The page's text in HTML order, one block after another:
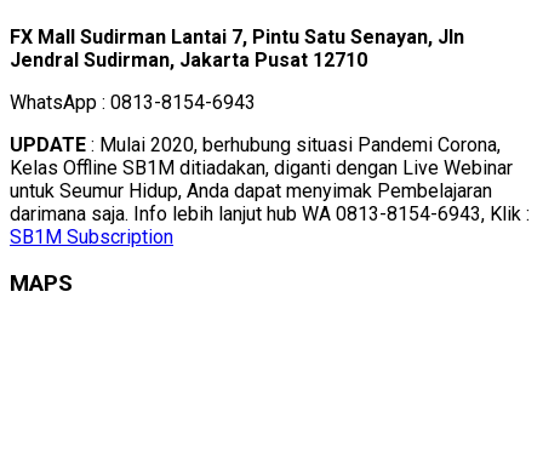
FX Mall Sudirman Lantai 7, Pintu Satu Senayan, Jln
Jendral Sudirman, Jakarta Pusat 12710
WhatsApp : 0813-8154-6943
UPDATE : Mulai 2020, berhubung situasi Pandemi Corona,
Kelas Offline SB1M ditiadakan, diganti dengan Live Webinar
untuk Seumur Hidup, Anda dapat menyimak Pembelajaran
darimana saja. Info lebih lanjut hub WA 0813-8154-6943, Klik :
SB1M Subscription
MAPS